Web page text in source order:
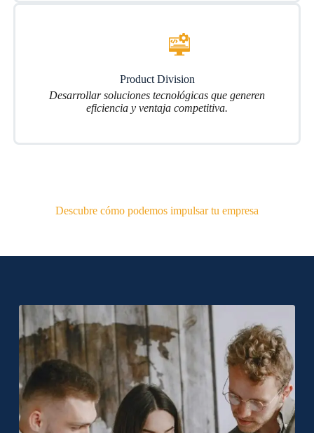
Product Division
Desarrollar soluciones tecnológicas que generen
eficiencia y ventaja competitiva.
Descubre cómo podemos impulsar tu empresa